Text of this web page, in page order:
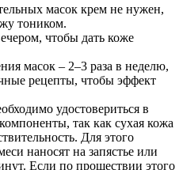
масок крем не нужен,
тоником.
чтобы дать коже
масок – 2–3 раза в неделю,
рецепты, чтобы эффект
удостовериться в
так как сухая кожа
Для этого
наносят на запястье или
Если по прошествии этого